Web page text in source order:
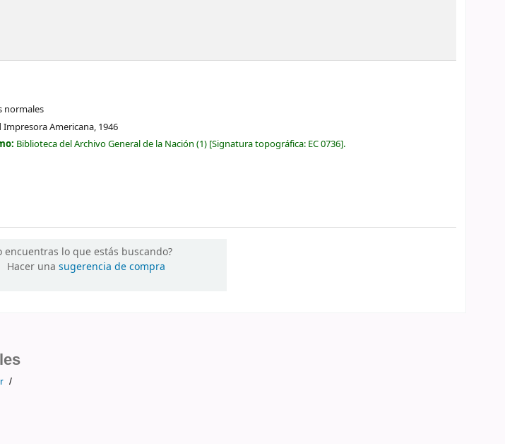
normales
Impresora Americana, 1946
Biblioteca del Archivo General de la Nación (1) Signatura topográfica: EC 0736 .
encuentras lo que estás buscando?
Hacer unasugerencia de compra
/